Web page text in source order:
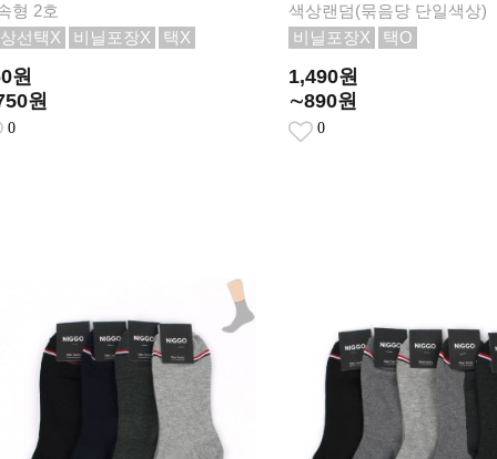
형 2호
선택X
비닐포장X 택X
원
원
0
색상랜덤(묶음당 단일색상)
비닐포장X
택O
1,490원
∼890원
0